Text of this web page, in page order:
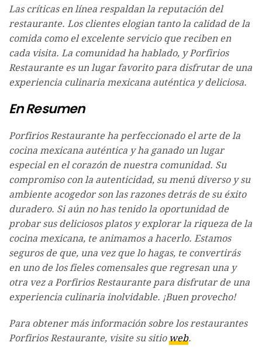
Las críticas en línea respaldan la reputación del
restaurante. Los clientes elogian tanto la calidad de la
comida como el excelente servicio que reciben en
cada visita. La comunidad ha hablado, y Porfirios
Restaurante es un lugar favorito para disfrutar de una
experiencia culinaria mexicana auténtica y deliciosa.
En Resumen
Porfirios Restaurante ha perfeccionado el arte de la
cocina mexicana auténtica y ha ganado un lugar
especial en el corazón de nuestra comunidad. Su
compromiso con la autenticidad, su menú diverso y su
ambiente acogedor son las razones detrás de su éxito
duradero. Si aún no has tenido la oportunidad de
probar sus deliciosos platos y explorar la riqueza de la
cocina mexicana, te animamos a hacerlo. Estamos
seguros de que, una vez que lo hagas, te convertirás
en uno de los fieles comensales que regresan una y
otra vez a Porfirios Restaurante para disfrutar de una
experiencia culinaria inolvidable. ¡Buen provecho!
Para obtener más información sobre los restaurantes
Porfirios Restaurante, visite su sitioweb.